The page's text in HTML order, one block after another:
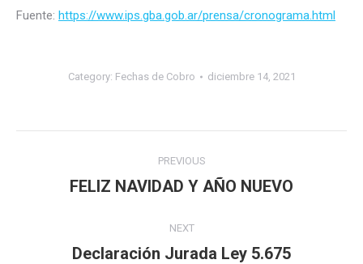
Fuente: https://www.ips.gba.gob.ar/prensa/cronograma.html
Category: Fechas de Cobro diciembre 14, 2021
navigation
PREVIOUS
Previous
FELIZ NAVIDAD Y AÑO NUEVO
NEXT
Next
Declaración Jurada Ley 5.675